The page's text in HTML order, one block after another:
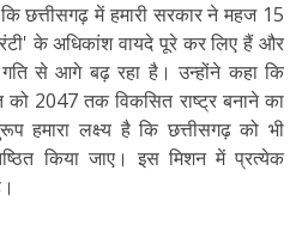
छत्तीसगढ़ में हमारी सरकार ने महज 15
के अधिकांश वायदे पूरे कर लिए हैं और
गति से आगे बढ़ रहा है। उन्होंने कहा कि
को 2047 तक विकसित राष्ट्र बनाने का
हमारा लक्ष्य है कि छत्तीसगढ़ को भी
किया जाए। इस मिशन में प्रत्येक